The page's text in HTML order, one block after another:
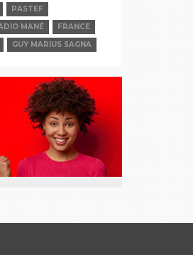
PASTEF
MANÉ
FRANCE
GUY MARIUS SAGNA